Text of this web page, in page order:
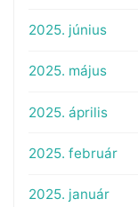
2025. június
2025. május
2025. április
2025. február
2025. január